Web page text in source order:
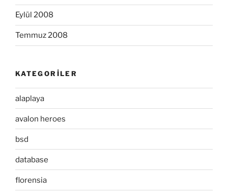
Eylül 2008
Temmuz 2008
KATEGORILER
alaplaya
avalon heroes
bsd
database
florensia